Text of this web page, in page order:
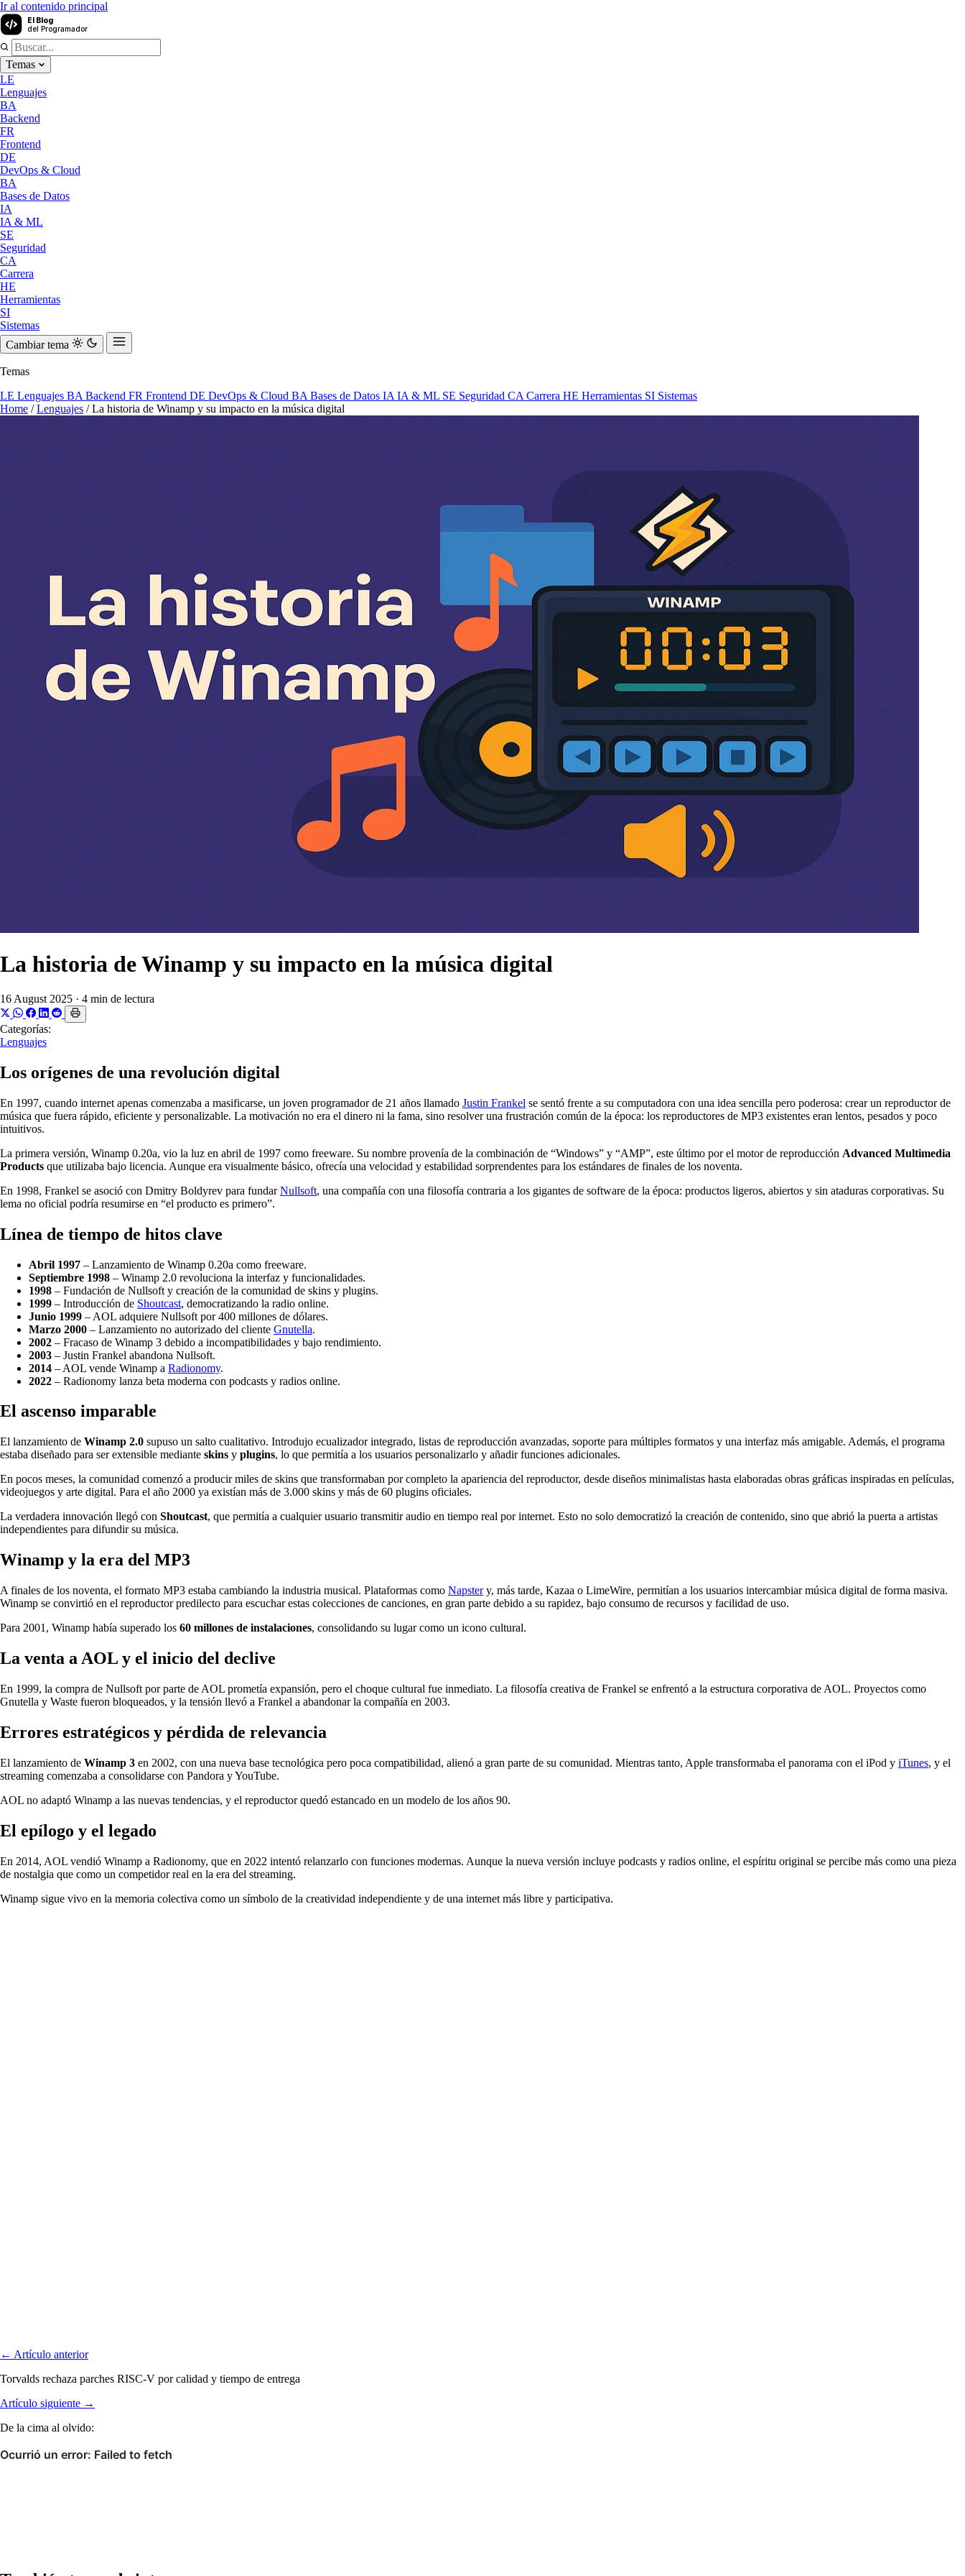
Ir al contenido principal
El Blog
del Programador
Temas
LE
Lenguajes
BA
Backend
FR
Frontend
DE
DevOps & Cloud
BA
Bases de Datos
IA
IA & ML
SE
Seguridad
CA
Carrera
HE
Herramientas
SI
Sistemas
Cambiar tema
Temas
LE Lenguajes BA Backend FR Frontend DE DevOps & Cloud BA Bases de Datos IA IA & ML SE Seguridad CA Carrera HE Herramientas SI Sistemas
Home / Lenguajes / La historia de Winamp y su impacto en la música digital
La historia de Winamp y su impacto en la música digital
16 August 2025 · 4 min de lectura
Categorías:
Lenguajes
Los orígenes de una revolución digital
En 1997, cuando internet apenas comenzaba a masificarse, un joven programador de 21 años llamado Justin Frankel se sentó frente a su computadora con una idea sencilla pero poderosa: crear un reproductor de
música que fuera rápido, eficiente y personalizable. La motivación no era el dinero ni la fama, sino resolver una frustración común de la época: los reproductores de MP3 existentes eran lentos, pesados y poco
intuitivos.
La primera versión, Winamp 0.20a, vio la luz en abril de 1997 como freeware. Su nombre provenía de la combinación de “Windows” y “AMP”, este último por el motor de reproducción Advanced Multimedia
Products que utilizaba bajo licencia. Aunque era visualmente básico, ofrecía una velocidad y estabilidad sorprendentes para los estándares de finales de los noventa.
En 1998, Frankel se asoció con Dmitry Boldyrev para fundarNullsoft, una compañía con una filosofía contraria a los gigantes de software de la época: productos ligeros, abiertos y sin ataduras corporativas. Su
lema no oficial podría resumirse en “el producto es primero”.
Línea de tiempo de hitos clave
Abril 1997 – Lanzamiento de Winamp 0.20a como freeware.
Septiembre 1998 – Winamp 2.0 revoluciona la interfaz y funcionalidades.
1998 – Fundación de Nullsoft y creación de la comunidad de skins y plugins.
1999 – Introducción de Shoutcast, democratizando la radio online.
Junio 1999 – AOL adquiere Nullsoft por 400 millones de dólares.
Marzo 2000 – Lanzamiento no autorizado del cliente Gnutella.
2002 – Fracaso de Winamp 3 debido a incompatibilidades y bajo rendimiento.
2003 – Justin Frankel abandona Nullsoft.
2014 – AOL vende Winamp a Radionomy.
2022 – Radionomy lanza beta moderna con podcasts y radios online.
El ascenso imparable
El lanzamiento de Winamp 2.0 supuso un salto cualitativo. Introdujo ecualizador integrado, listas de reproducción avanzadas, soporte para múltiples formatos y una interfaz más amigable. Además, el programa
estaba diseñado para ser extensible mediante skins y plugins, lo que permitía a los usuarios personalizarlo y añadir funciones adicionales.
En pocos meses, la comunidad comenzó a producir miles de skins que transformaban por completo la apariencia del reproductor, desde diseños minimalistas hasta elaboradas obras gráficas inspiradas en películas,
videojuegos y arte digital. Para el año 2000 ya existían más de 3.000 skins y más de 60 plugins oficiales.
La verdadera innovación llegó con Shoutcast, que permitía a cualquier usuario transmitir audio en tiempo real por internet. Esto no solo democratizó la creación de contenido, sino que abrió la puerta a artistas
independientes para difundir su música.
Winamp y la era del MP3
A finales de los noventa, el formato MP3 estaba cambiando la industria musical. Plataformas como Napstery, más tarde, Kazaa o LimeWire, permitían a los usuarios intercambiar música digital de forma masiva.
Winamp se convirtió en el reproductor predilecto para escuchar estas colecciones de canciones, en gran parte debido a su rapidez, bajo consumo de recursos y facilidad de uso.
Para 2001, Winamp había superado los 60 millones de instalaciones, consolidando su lugar como un icono cultural.
La venta a AOL y el inicio del declive
En 1999, la compra de Nullsoft por parte de AOL prometía expansión, pero el choque cultural fue inmediato. La filosofía creativa de Frankel se enfrentó a la estructura corporativa de AOL. Proyectos como
Gnutella y Waste fueron bloqueados, y la tensión llevó a Frankel a abandonar la compañía en 2003.
Errores estratégicos y pérdida de relevancia
El lanzamiento de Winamp 3 en 2002, con una nueva base tecnológica pero poca compatibilidad, alienó a gran parte de su comunidad. Mientras tanto, Apple transformaba el panorama con el iPod y iTunes, y el
streaming comenzaba a consolidarse con Pandora y YouTube.
AOL no adaptó Winamp a las nuevas tendencias, y el reproductor quedó estancado en un modelo de los años 90.
El epílogo y el legado
En 2014, AOL vendió Winamp a Radionomy, que en 2022 intentó relanzarlo con funciones modernas. Aunque la nueva versión incluye podcasts y radios online, el espíritu original se percibe más como una pieza
de nostalgia que como un competidor real en la era del streaming.
Winamp sigue vivo en la memoria colectiva como un símbolo de la creatividad independiente y de una internet más libre y participativa.
← Artículo anterior
Torvalds rechaza parches RISC-V por calidad y tiempo de entrega
Artículo siguiente →
De la cima al olvido: